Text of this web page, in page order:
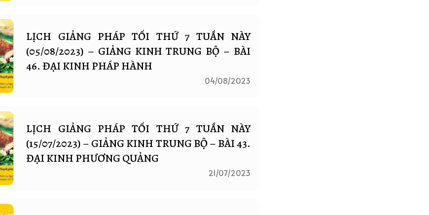
LỊCH GIẢNG PHÁP TỐI THỨ 7 TUẦN NÀY
(05/08/2023) – GIẢNG KINH TRUNG BỘ – BÀI
46. ĐẠI KINH PHÁP HÀNH
04/08/2023
LỊCH GIẢNG PHÁP TỐI THỨ 7 TUẦN NÀY
(15/07/2023) – GIẢNG KINH TRUNG BỘ – BÀI 43.
ĐẠI KINH PHƯƠNG QUẢNG
21/07/2023